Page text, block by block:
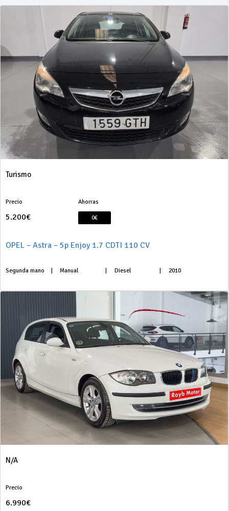
Turismo
Precio
5.200€
Ahorras
0€
OPEL – Astra – 5p Enjoy 1.7 CDTI 110 CV
Segunda mano Manual Diesel 2010
N/A
Precio
6.990€